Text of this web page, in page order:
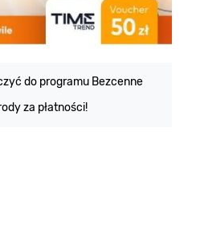
do programu Bezcenne
za płatności!